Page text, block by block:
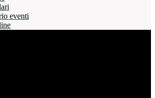
eventi